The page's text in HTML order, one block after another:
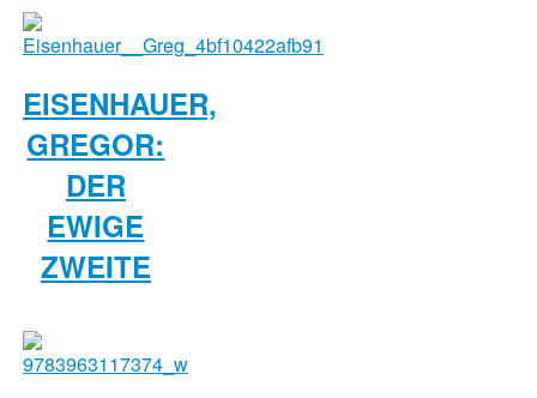
EISENHAUER,
GREGOR:
DER
EWIGE
ZWEITE